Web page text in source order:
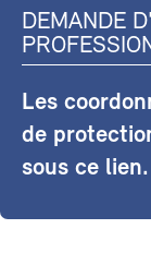
DEMANDE
Les
de
sous ce lien.